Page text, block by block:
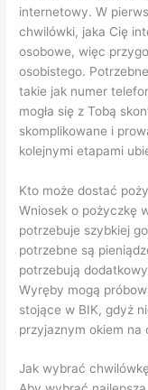
internetowy. W
chwilówki, jaka Cię
osobowe, więc
osobistego.
takie jak numer
mogła się z Tobą
skomplikowane i
kolejnymi etapami
Kto może dostać
Wniosek o pożyczkę
potrzebuje szybkiej
potrzebne są
potrzebują
Wyręby mogą
stojące w BIK, gdyż
przyjaznym okiem na
Jak wybrać